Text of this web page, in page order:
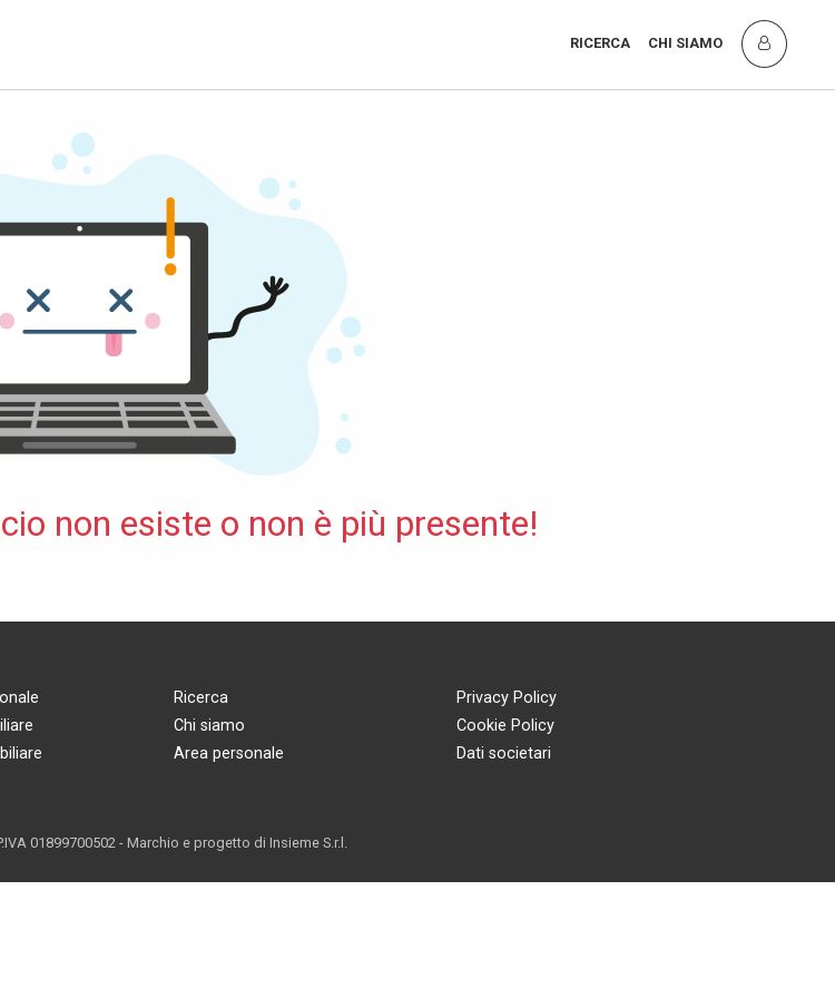
RICERCA CHI SIAMO
non esiste o non è più presente!
Ricerca
Chi siamo
Area personale
Privacy Policy
Cookie Policy
Dati societari
01899700502 - Marchio e progetto di Insieme S.r.l.